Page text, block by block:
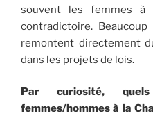
souvent les femmes à
contradictoire.
remontent directement
dans les projets de lois.
Par curiosité,
femmes/hommes à la